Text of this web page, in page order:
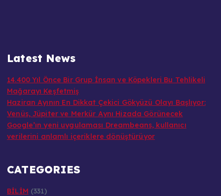
Latest News
14.400 Yıl Önce Bir Grup İnsan ve Köpekleri Bu Tehlikeli
Mağarayı Keşfetmiş
Haziran Ayının En Dikkat Çekici Gökyüzü Olayı Başlıyor:
Venüs, Jüpiter ve Merkür Aynı Hizada Görünecek
Google’ın yeni uygulaması Dreambeans, kullanıcı
verilerini anlamlı içeriklere dönüştürüyor
CATEGORIES
BİLİM (331)